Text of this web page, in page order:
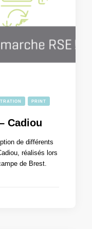
PRINT
Cadiou
réalisés lors
de Brest.